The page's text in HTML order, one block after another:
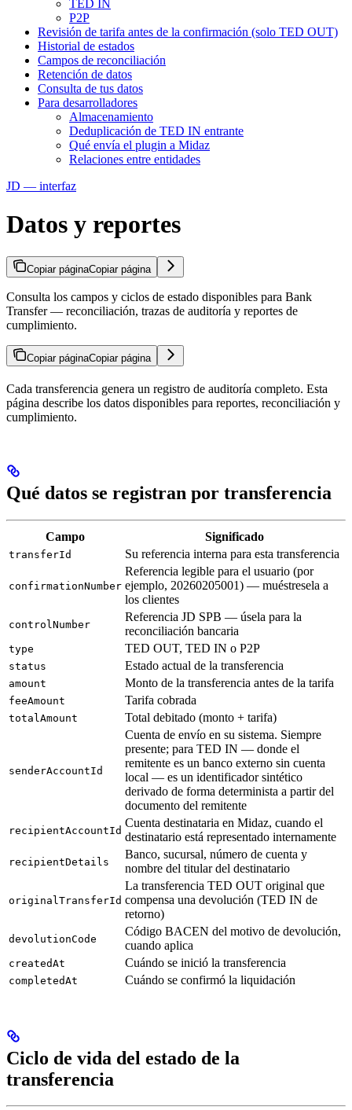
TED IN
P2P
Revisión de tarifa antes de la confirmación (solo TED OUT)
Historial de estados
Campos de reconciliación
Retención de datos
Consulta de tus datos
Para desarrolladores
Almacenamiento
Deduplicación de TED IN entrante
Qué envía el plugin a Midaz
Relaciones entre entidades
JD — interfaz
Datos y reportes
Copiar páginaCopiar página
Consulta los campos y ciclos de estado disponibles para Bank
Transfer — reconciliación, trazas de auditoría y reportes de
cumplimiento.
Copiar páginaCopiar página
Cada transferencia genera un registro de auditoría completo. Esta
página describe los datos disponibles para reportes, reconciliación y
cumplimiento.
Qué datos se registran por transferencia
Campo Significado
transferId Su referencia interna para esta transferencia
confirmationNumber
Referencia legible para el usuario (por
ejemplo, 20260205001) — muéstresela a
los clientes
controlNumber
Referencia JD SPB — úsela para la
reconciliación bancaria
type TED OUT, TED IN o P2P
status Estado actual de la transferencia
amount Monto de la transferencia antes de la tarifa
feeAmount Tarifa cobrada
totalAmount Total debitado (monto + tarifa)
senderAccountId
Cuenta de envío en su sistema. Siempre
presente; para TED IN — donde el
remitente es un banco externo sin cuenta
local — es un identificador sintético
derivado de forma determinista a partir del
documento del remitente
recipientAccountId
Cuenta destinataria en Midaz, cuando el
destinatario está representado internamente
recipientDetails
Banco, sucursal, número de cuenta y
nombre del titular del destinatario
originalTransferId
La transferencia TED OUT original que
compensa una devolución (TED IN de
retorno)
devolutionCode
Código BACEN del motivo de devolución,
cuando aplica
createdAt Cuándo se inició la transferencia
completedAt Cuándo se confirmó la liquidación
Ciclo de vida del estado de la
transferencia